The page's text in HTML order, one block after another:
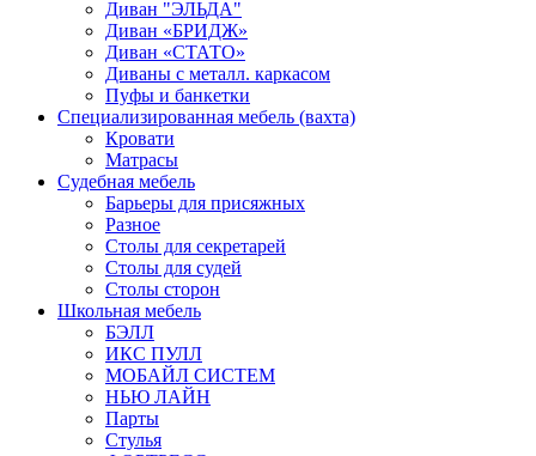
Диван "ЭЛЬДА"
Диван «БРИДЖ»
Диван «СТАТО»
Диваны с металл. каркасом
Пуфы и банкетки
Специализированная мебель (вахта)
Кровати
Матрасы
Судебная мебель
Барьеры для присяжных
Разное
Столы для секретарей
Столы для судей
Столы сторон
Школьная мебель
БЭЛЛ
ИКС ПУЛЛ
МОБАЙЛ СИСТЕМ
НЬЮ ЛАЙН
Парты
Стулья